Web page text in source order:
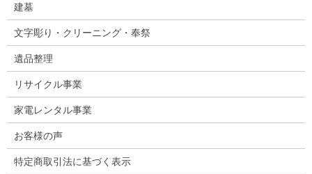
建墓
文字彫り・クリーニング・奉祭
遺品整理
リサイクル事業
家電レンタル事業
お客様の声
特定商取引法に基づく表示